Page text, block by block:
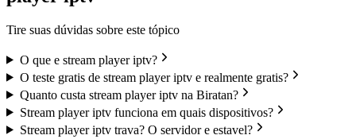
Tire suas dúvidas sobre este tópico
O que e stream player iptv?
O teste gratis de stream player iptv e realmente gratis?
Quanto custa stream player iptv na Biratan?
Stream player iptv funciona em quais dispositivos?
Stream player iptv trava? O servidor e estavel?